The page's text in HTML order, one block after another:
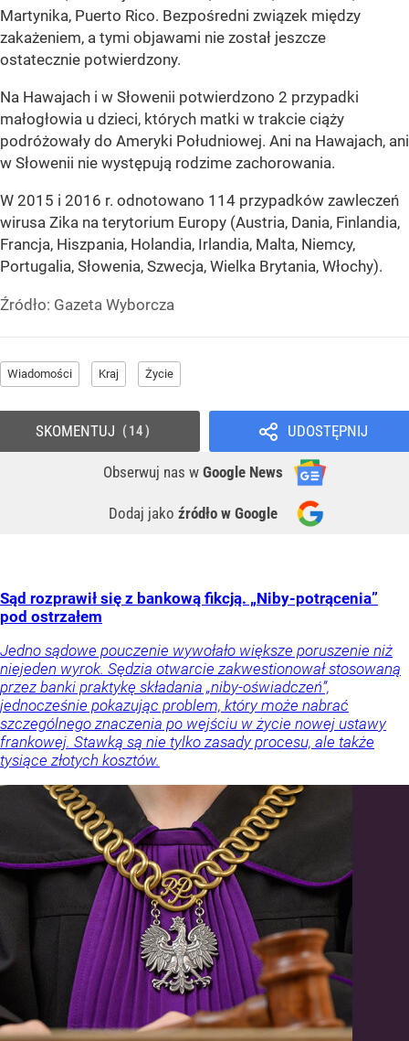
Martynika, Puerto Rico. Bezpośredni związek między
zakażeniem, a tymi objawami nie został jeszcze
ostatecznie potwierdzony.
Na Hawajach i w Słowenii potwierdzono 2 przypadki
małogłowia u dzieci, których matki w trakcie ciąży
podróżowały do Ameryki Południowej. Ani na Hawajach, ani
w Słowenii nie występują rodzime zachorowania.
W 2015 i 2016 r. odnotowano 114 przypadków zawleczeń
wirusa Zika na terytorium Europy (Austria, Dania, Finlandia,
Francja, Hiszpania, Holandia, Irlandia, Malta, Niemcy,
Portugalia, Słowenia, Szwecja, Wielka Brytania, Włochy).
Źródło: Gazeta Wyborcza
Wiadomości Kraj Życie
UDOSTĘPNIJ
Obserwuj nas w Google News
Dodaj jako źródło w Google
SKOMENTUJ 14
Sąd rozprawił się z bankową fikcją. „Niby-potrącenia”
pod ostrzałem
Jedno sądowe pouczenie wywołało większe poruszenie niż
niejeden wyrok. Sędzia otwarcie zakwestionował stosowaną
przez banki praktykę składania „niby-oświadczeń”,
jednocześnie pokazując problem, który może nabrać
szczególnego znaczenia po wejściu w życie nowej ustawy
frankowej. Stawką są nie tylko zasady procesu, ale także
tysiące złotych kosztów.